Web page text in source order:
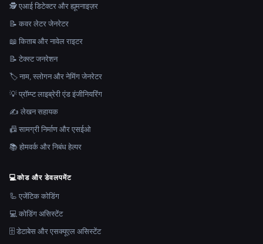
🕵️ एआई डिटेक्टर और ह्यूमनाइज़र
📝 कवर लेटर जेनरेटर
📖 किताब और नावेल राइटर
📝 टेक्स्ट जनरेशन
🏷️ नाम, स्लोगन और नेमिंग जेनरेटर
💡 प्रॉम्प्ट लाइब्रेरी एंड इंजीनियरिंग
✍️ लेखन सहायक
📠 सामग्री निर्माण और एसईओ
📚 होमवर्क और निबंध हेल्पर
💻कोड और डेवलपमेंट
🦾 एजेंटिक कोडिंग
💻 कोडिंग असिस्टेंट
🗄️ डेटाबेस और एसक्यूएल असिस्टेंट